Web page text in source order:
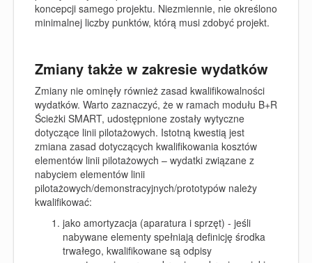
koncepcji samego projektu. Niezmiennie, nie określono
minimalnej liczby punktów, którą musi zdobyć projekt.
Zmiany także w zakresie wydatków
Zmiany nie ominęły również zasad kwalifikowalności
wydatków. Warto zaznaczyć, że w ramach modułu B+R
Ścieżki SMART, udostępnione zostały wytyczne
dotyczące linii pilotażowych. Istotną kwestią jest
zmiana zasad dotyczących kwalifikowania kosztów
elementów linii pilotażowych – wydatki związane z
nabyciem elementów linii
pilotażowych/demonstracyjnych/prototypów należy
kwalifikować:
jako amortyzacja (aparatura i sprzęt) - jeśli
nabywane elementy spełniają definicję środka
trwałego, kwalifikowane są odpisy